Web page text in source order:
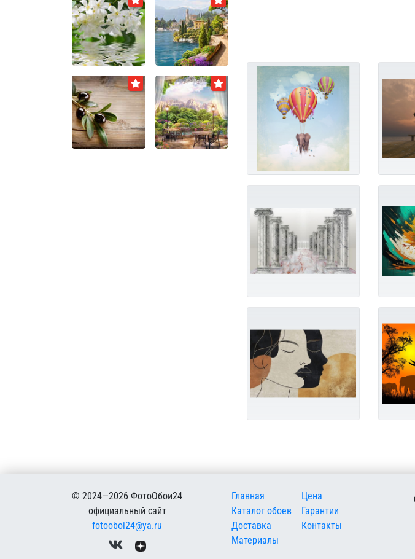
© 2024—2026 ФотоОбои24
официальный сайт
fotooboi24@ya.ru
Меню в подвале
Главная
Каталог обоев
Доставка
Материалы
Цена
Гарантии
Контакты